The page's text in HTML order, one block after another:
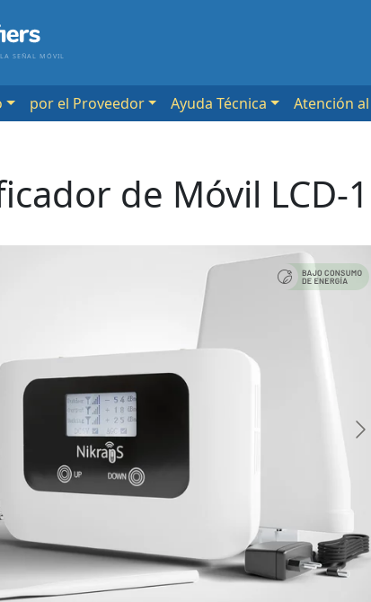
SEÑAL MÓVIL
por el Proveedor Ayuda Técnica Atención
de Móvil LCD-